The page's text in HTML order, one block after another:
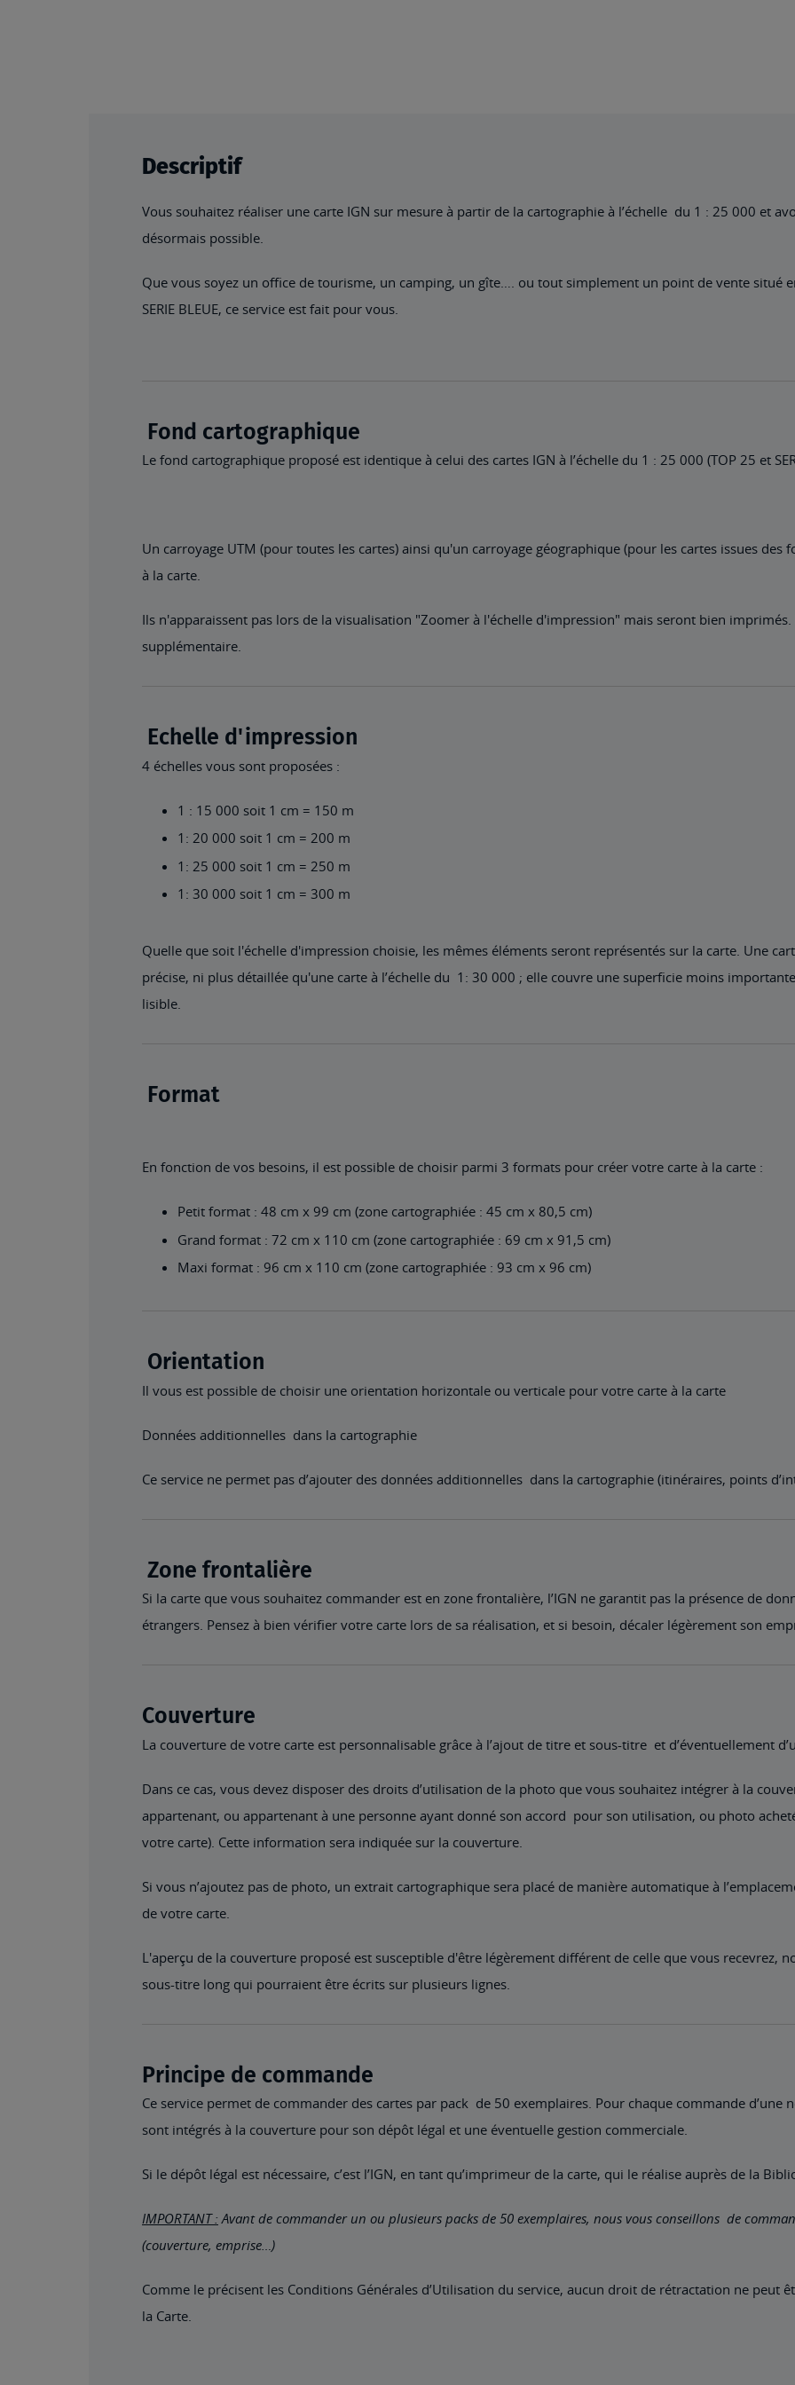
Descriptif
Vous souhaitez réaliser une carte IGN sur mesure à partir de la cartographie à l’échelle du 1 : 25 000 et
désormais possible.
Que vous soyez un office de tourisme, un camping, un gîte…. ou tout simplement un point de vente situé
SERIE BLEUE, ce service est fait pour vous.
Fond cartographique
Le fond cartographique proposé est identique à celui des cartes IGN à l’échelle du 1 : 25 000 (TOP 25 et
Un carroyage UTM (pour toutes les cartes) ainsi qu'un carroyage géographique (pour les cartes issues des
à la carte.
Ils n'apparaissent pas lors de la visualisation "Zoomer à l'échelle d'impression" mais seront bien
supplémentaire.
Echelle d'impression
4 échelles vous sont proposées :
1 : 15 000 soit 1 cm = 150 m
1: 20 000 soit 1 cm = 200 m
1: 25 000 soit 1 cm = 250 m
1: 30 000 soit 1 cm = 300 m
Quelle que soit l'échelle d'impression choisie, les mêmes éléments seront représentés sur la carte. Une
précise, ni plus détaillée qu'une carte à l’échelle du 1: 30 000 ; elle couvre une superficie moins
lisible.
Format
En fonction de vos besoins, il est possible de choisir parmi 3 formats pour créer votre carte à la carte :
Petit format : 48 cm x 99 cm (zone cartographiée : 45 cm x 80,5 cm)
Grand format : 72 cm x 110 cm (zone cartographiée : 69 cm x 91,5 cm)
Maxi format : 96 cm x 110 cm (zone cartographiée : 93 cm x 96 cm)
Orientation
Il vous est possible de choisir une orientation horizontale ou verticale pour votre carte à la carte
Données additionnelles dans la cartographie
Ce service ne permet pas d’ajouter des données additionnelles dans la cartographie (itinéraires, points
Zone frontalière
Si la carte que vous souhaitez commander est en zone frontalière, l’IGN ne garantit pas la présence de
étrangers. Pensez à bien vérifier votre carte lors de sa réalisation, et si besoin, décaler légèrement son
Couverture
La couverture de votre carte est personnalisable grâce à l’ajout de titre et sous-titre et d’éventuellement
Dans ce cas, vous devez disposer des droits d’utilisation de la photo que vous souhaitez intégrer à la
appartenant, ou appartenant à une personne ayant donné son accord pour son utilisation, ou photo
votre carte). Cette information sera indiquée sur la couverture.
Si vous n’ajoutez pas de photo, un extrait cartographique sera placé de manière automatique à
de votre carte.
L'aperçu de la couverture proposé est susceptible d'être légèrement différent de celle que vous recevrez,
sous-titre long qui pourraient être écrits sur plusieurs lignes.
Principe de commande
Ce service permet de commander des cartes par pack de 50 exemplaires. Pour chaque commande d’une
sont intégrés à la couverture pour son dépôt légal et une éventuelle gestion commerciale.
Si le dépôt légal est nécessaire, c’est l’IGN, en tant qu’imprimeur de la carte, qui le réalise auprès de la
IMPORTANT : Avant de commander un ou plusieurs packs de 50 exemplaires, nous vous conseillons de
(couverture, emprise…)
Comme le précisent les Conditions Générales d’Utilisation du service, aucun droit de rétractation ne peut
la Carte.